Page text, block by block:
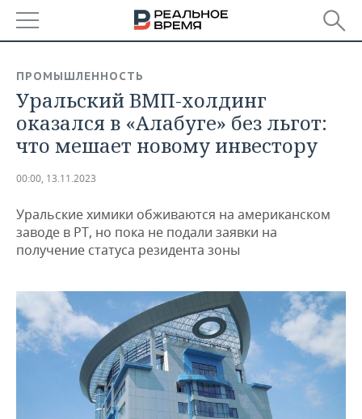
БАШКОРТОСТАН
ТАТАРСТАН
НОВОСТИ
АНАЛИТИКА
ДЕКЛАРАЦИИ О ДОХОДАХ
КОРОЛИ ГОСЗАКАЗА ПФО
КОМУ ПРИНАДЛЕЖАТ
ТОРГОВЫЕ ЦЕНТРЫ
ТАТАРСТАНА
НОВОСТИ ЭКОНОМИКИ
ФИНАНСЫ
БЮДЖЕТ
ИНВЕСТИЦИИ
ПРОМЫШЛЕННОСТЬ
НОВОСТИ
ПРОМЫШЛЕННОСТИ
АГРОПРОМ
МАШИНОСТРОЕНИЕ
НЕФТЕХИМИЯ
НЕДВИЖИМОСТЬ
НОВОСТИ АВТО
БИЗНЕС
НОВОСТИ БИЗНЕСА
РОЗНИЧНАЯ ТОРГОВЛЯ
ТЕХНОЛОГИИ
НОВОСТИ ТЕХНОЛОГИЙ
МЕРОПРИЯТИЯ
ПРОМЫШЛЕННОСТЬ
Уральский ВМП-холдинг
оказался в «Алабуге» без льгот:
что мешает новому инвестору
00:00, 13.11.2023
Уральские химики обживаются на американском
заводе в РТ, но пока не подали заявки на
получение статуса резидента зоны